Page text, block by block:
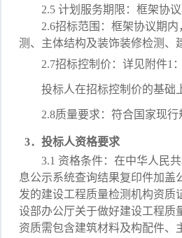
2.5 计划服务期限：框架协
2.6招标范围 ：框架协议期
测、主体结构及装饰装修检测、
2.7招标控制价： 详见 附件1
投标人在招标控制价的基础
2.8质量要求：符合国家现
3．投标人资格要求
3.1 资格条件：在中华人民
息公示系统查询结果复印件加
发的建设工程质量检测机构资质
设部办公厅关于做好建设工程质
资质需包含建筑材料及构配件、